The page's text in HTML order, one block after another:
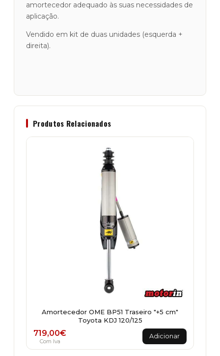
amortecedor adequado às suas necessidades de
aplicação.
Vendido em kit de duas unidades (esquerda +
direita).
Produtos Relacionados
Amortecedor OME BP51 Traseiro "+5 cm"
Toyota KDJ 120/125
719,00€
Com Iva
Adicionar